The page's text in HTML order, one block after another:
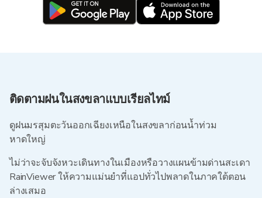
ติดตามฝนในสงขลาแบบเรียลไทม์
ดูฝนมรสุมตะวันออกเฉียงเหนือในสงขลาก่อนน้ำท่วม
หาดใหญ่
ไม่ว่าจะจับจังหวะเดินทางในเมืองหรือวางแผนข้ามด่านสะเดา
RainViewer ให้ความแม่นยำที่แอปทั่วไปพลาดในภาคใต้ตอน
ล่างเสมอ